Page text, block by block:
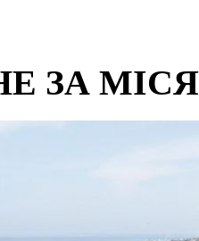
ЗА